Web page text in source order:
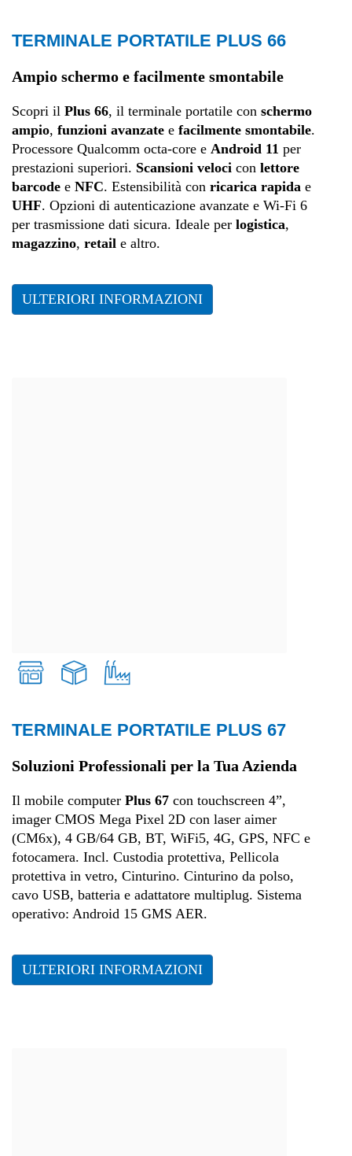
TERMINALE PORTATILE PLUS 66
Ampio schermo e facilmente smontabile
Scopri il Plus 66, il terminale portatile con schermo
ampio, funzioni avanzate e facilmente smontabile.
Processore Qualcomm octa-core e Android 11 per
prestazioni superiori. Scansioni veloci con lettore
barcode e NFC. Estensibilità con ricarica rapida e
UHF. Opzioni di autenticazione avanzate e Wi-Fi 6
per trasmissione dati sicura. Ideale per logistica,
magazzino, retail e altro.
ULTERIORI INFORMAZIONI
Produzione
TERMINALE PORTATILE PLUS 67
Soluzioni Professionali per la Tua Azienda
Il mobile computer Plus 67 con touchscreen 4”,
imager CMOS Mega Pixel 2D con laser aimer
(CM6x), 4 GB/64 GB, BT, WiFi5, 4G, GPS, NFC e
fotocamera. Incl. Custodia protettiva, Pellicola
protettiva in vetro, Cinturino. Cinturino da polso,
cavo USB, batteria e adattatore multiplug. Sistema
operativo: Android 15 GMS AER.
ULTERIORI INFORMAZIONI